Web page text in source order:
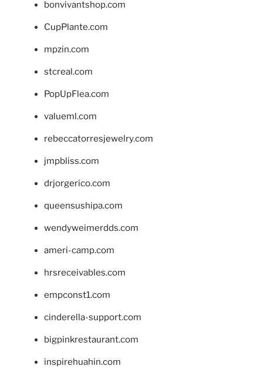
bonvivantshop.com
CupPlante.com
mpzin.com
stcreal.com
PopUpFlea.com
valueml.com
rebeccatorresjewelry.com
jmpbliss.com
drjorgerico.com
queensushipa.com
wendyweimerdds.com
ameri-camp.com
hrsreceivables.com
empconst1.com
cinderella-support.com
bigpinkrestaurant.com
inspirehuahin.com